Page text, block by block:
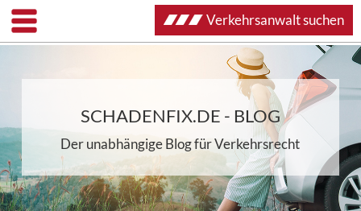
SCHADENFIX.DE - BLOG
Der unabhängige Blog für Verkehrsrecht
Verkehrsanwalt suchen